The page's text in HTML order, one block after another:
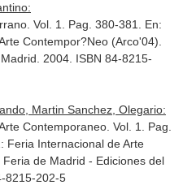
Vol. 1. Pag. 380-381. En:
Contempor?Neo (Arco'04)
2004. ISBN 84-8215-
Martin Sanchez, Olegario:
Contemporaneo. Vol. 1. Pag.
Feria Internacional de Arte
. Feria de Madrid - Ediciones del
8215-202-5